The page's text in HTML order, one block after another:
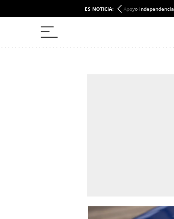
ES NOTICIA: Apoyo independencia